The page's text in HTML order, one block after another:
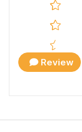
Review